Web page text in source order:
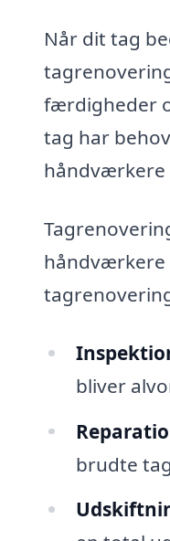
Når dit tag
færdigheder
tag har
håndværkere
håndværkere
bliver
brudte